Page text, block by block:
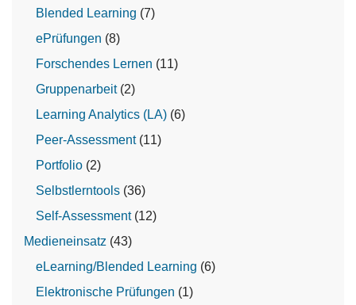
Blended Learning (7)
ePrüfungen (8)
Forschendes Lernen (11)
Gruppenarbeit(2)
Learning Analytics (LA) (6)
Peer-Assessment(11)
Portfolio (2)
Selbstlerntools (36)
Self-Assessment(12)
Medieneinsatz (43)
eLearning/Blended Learning (6)
Elektronische Prüfungen (1)